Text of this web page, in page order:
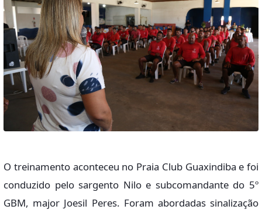
O treinamento aconteceu no Praia Club Guaxindiba e foi
conduzido pelo sargento Nilo e subcomandante do 5º
GBM, major Joesil Peres. Foram abordadas sinalização